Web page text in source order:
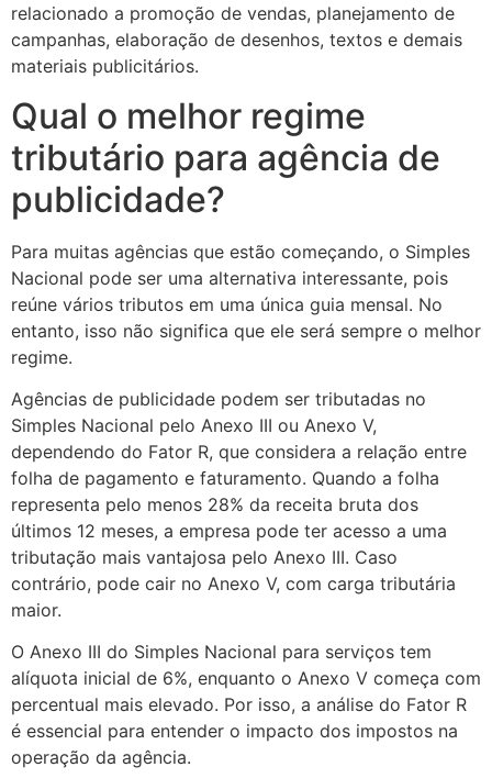
relacionado a promoção de vendas, planejamento de
campanhas, elaboração de desenhos, textos e demais
materiais publicitários.
Qual o melhor regime
tributário para agência de
publicidade?
Para muitas agências que estão começando, o Simples
Nacional pode ser uma alternativa interessante, pois
reúne vários tributos em uma única guia mensal. No
entanto, isso não significa que ele será sempre o melhor
regime.
Agências de publicidade podem ser tributadas no
Simples Nacional pelo Anexo III ou Anexo V,
dependendo do Fator R, que considera a relação entre
folha de pagamento e faturamento. Quando a folha
representa pelo menos 28% da receita bruta dos
últimos 12 meses, a empresa pode ter acesso a uma
tributação mais vantajosa pelo Anexo III. Caso
contrário, pode cair no Anexo V, com carga tributária
maior.
O Anexo III do Simples Nacional para serviços tem
alíquota inicial de 6%, enquanto o Anexo V começa com
percentual mais elevado. Por isso, a análise do Fator R
é essencial para entender o impacto dos impostos na
operação da agência.